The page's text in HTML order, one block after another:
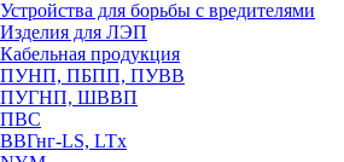
Устройства для борьбы с вредителями
Изделия для ЛЭП
Кабельная продукция
ПУНП, ПБПП, ПУВВ
ПУГНП, ШВВП
ПВС
ВВГнг-LS, LTx